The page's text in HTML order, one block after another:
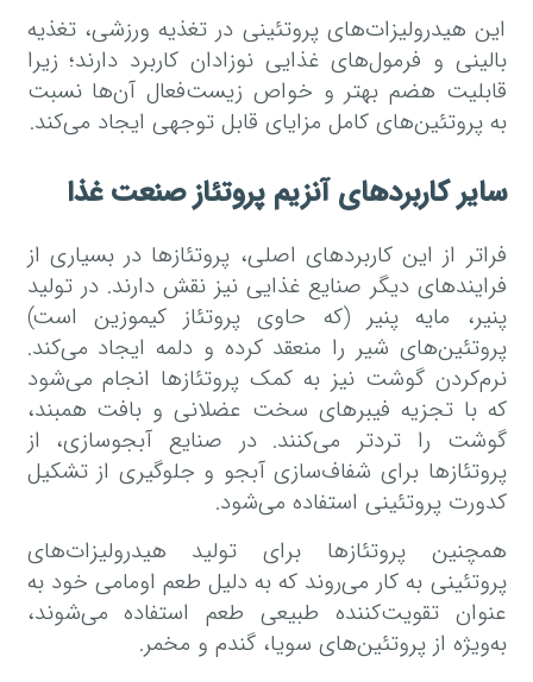
این هیدرولیزات‌های پروتئینی در تغذیه ورزشی، تغذیه
بالینی و فرمول‌های غذایی نوزادان کاربرد دارند؛ زیرا
قابلیت هضم بهتر و خواص زیست‌فعال آن‌ها نسبت
به پروتئین‌های کامل مزایای قابل توجهی ایجاد می‌کند.
سایر کاربردهای آنزیم پروتئاز صنعت غذا
فراتر از این کاربردهای اصلی، پروتئازها در بسیاری از
فرایندهای دیگر صنایع غذایی نیز نقش دارند. در تولید
پنیر، مایه پنیر (که حاوی پروتئاز کیموزین است)
پروتئین‌های شیر را منعقد کرده و دلمه ایجاد می‌کند.
نرم‌کردن گوشت نیز به کمک پروتئازها انجام می‌شود
که با تجزیه فیبرهای سخت عضلانی و بافت همبند،
گوشت را تردتر می‌کنند. در صنایع آبجوسازی، از
پروتئازها برای شفاف‌سازی آبجو و جلوگیری از تشکیل
کدورت پروتئینی استفاده می‌شود.
همچنین پروتئازها برای تولید هیدرولیزات‌های
پروتئینی به کار می‌روند که به دلیل طعم اومامی خود به
عنوان تقویت‌کننده طبیعی طعم استفاده می‌شوند،
به‌ویژه از پروتئین‌های سویا، گندم و مخمر.